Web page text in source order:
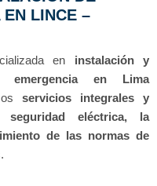
EN LINCE –
en instalación y
emergencia en Lima
servicios integrales y
seguridad eléctrica, la
de las normas de